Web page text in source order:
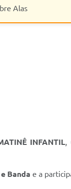
Alas
INFANTIL,
Banda e a